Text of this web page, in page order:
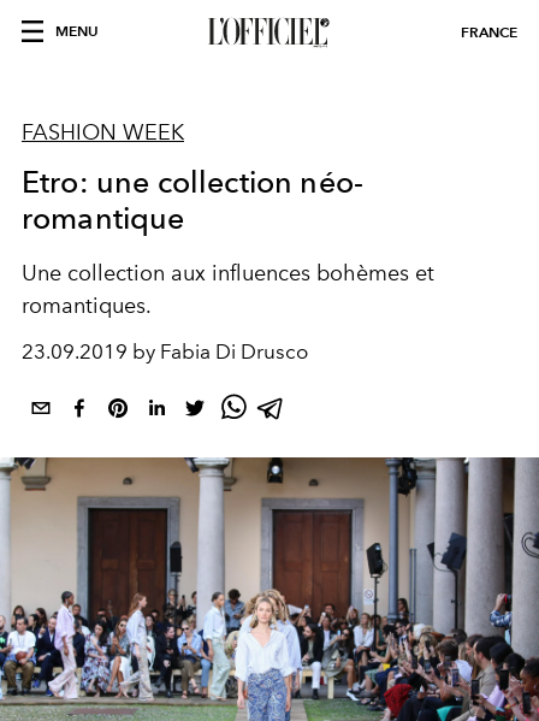
MENU FRANCE
FASHION WEEK
Etro: une collection néo-
romantique
Une collection aux influences bohèmes et
romantiques.
23.09.2019 by Fabia Di Drusco